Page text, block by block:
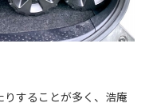
することが多く、浩庵